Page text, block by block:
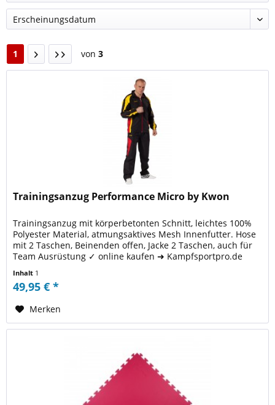
1 von 3
Trainingsanzug Performance Micro by Kwon
Trainingsanzug mit körperbetonten Schnitt, leichtes 100%
Polyester Material, atmungsaktives Mesh Innenfutter. Hose
mit 2 Taschen, Beinenden offen, Jacke 2 Taschen, auch für
Team Ausrüstung ✓ online kaufen ➜ Kampfsportpro.de
Inhalt 1
49,95 € *
Merken